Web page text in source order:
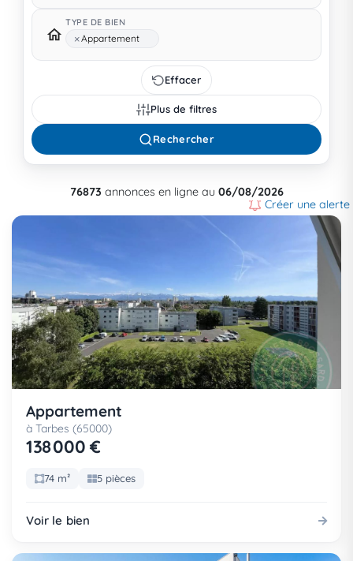
TYPE DE BIEN
×Appartement
Effacer
Plus de filtres
Rechercher
76873 annonces en ligne au 06/08/2026
Créer une alerte
Appartement
à Tarbes (65000)
138 000 €
74 m² 5 pièces
Voir le bien